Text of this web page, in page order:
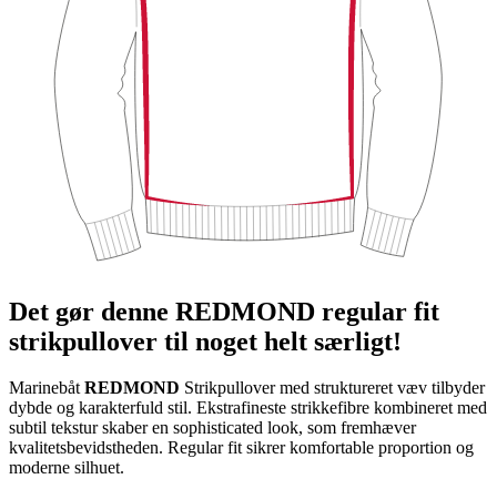
Det gør denne REDMOND regular fit
strikpullover til noget helt særligt!
MarinebåtREDMOND Strikpullover med struktureret væv tilbyder
dybde og karakterfuld stil. Ekstrafineste strikkefibre kombineret med
subtil tekstur skaber en sophisticated look, som fremhæver
kvalitetsbevidstheden. Regular fit sikrer komfortable proportion og
moderne silhuet.